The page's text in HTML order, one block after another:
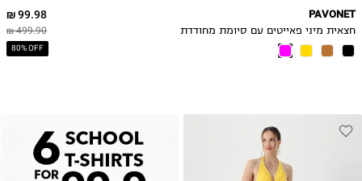
99.98 ₪
499.90 ₪
80% OFF
PAVONET
חצאית מיני פאייטים עם סיומת מחודדת